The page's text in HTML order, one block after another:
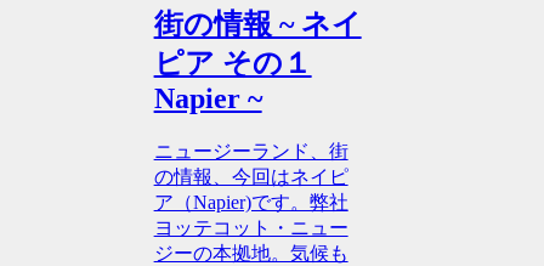
街の情報 ~ ネイ
ピア その１
Napier ~
ニュージーランド、街
の情報、今回はネイピ
ア（Napier)です。弊社
ヨッテコット・ニュー
ジーの本拠地。気候も